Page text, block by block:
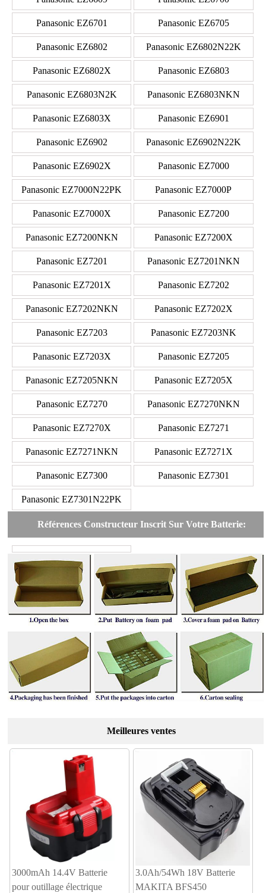
Panasonic EZ6701 Panasonic EZ6705
Panasonic EZ6802 Panasonic EZ6802N22K
Panasonic EZ6802X Panasonic EZ6803
Panasonic EZ6803N2K Panasonic EZ6803NKN
Panasonic EZ6803X Panasonic EZ6901
Panasonic EZ6902 Panasonic EZ6902N22K
Panasonic EZ6902X Panasonic EZ7000
Panasonic EZ7000N22PK Panasonic EZ7000P
Panasonic EZ7000X Panasonic EZ7200
Panasonic EZ7200NKN Panasonic EZ7200X
Panasonic EZ7201 Panasonic EZ7201NKN
Panasonic EZ7201X Panasonic EZ7202
Panasonic EZ7202NKN Panasonic EZ7202X
Panasonic EZ7203 Panasonic EZ7203NK
Panasonic EZ7203X Panasonic EZ7205
Panasonic EZ7205NKN Panasonic EZ7205X
Panasonic EZ7270 Panasonic EZ7270NKN
Panasonic EZ7270X Panasonic EZ7271
Panasonic EZ7271NKN Panasonic EZ7271X
Panasonic EZ7300 Panasonic EZ7301
Panasonic EZ7301N22PK
Références Constructeur Inscrit Sur Votre Batterie:
Meilleures ventes
3000mAh 14.4V Batterie
pour outillage électrique
3.0Ah/54Wh 18V Batterie
MAKITA BFS450